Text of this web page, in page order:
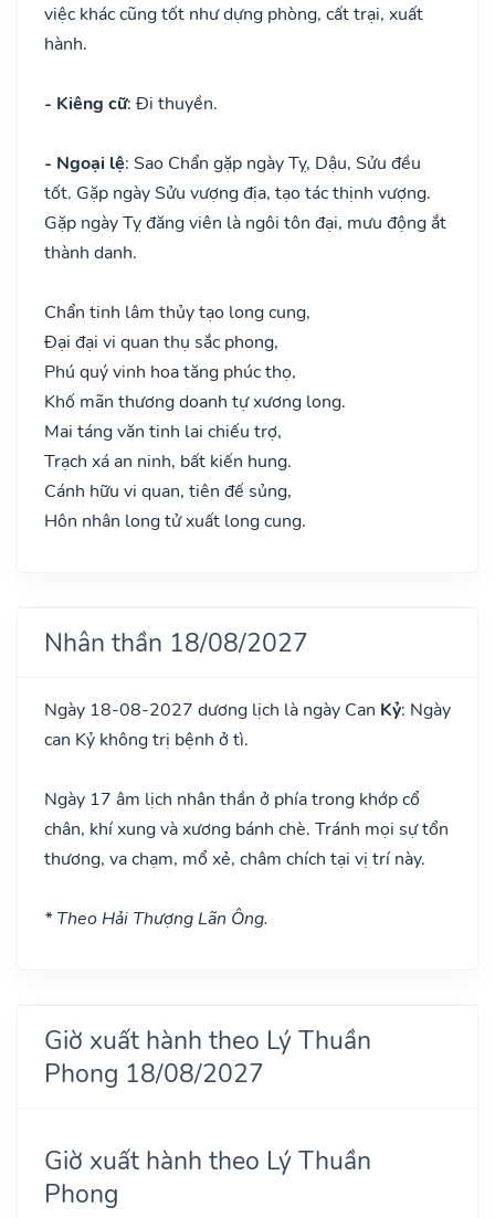
việc khác cũng tốt như dựng phòng, cất trại, xuất
hành.
- Kiêng cữ: Đi thuyền.
- Ngoại lệ: Sao Chẩn gặp ngày Tỵ, Dậu, Sửu đều
tốt. Gặp ngày Sửu vượng địa, tạo tác thịnh vượng.
Gặp ngày Tỵ đăng viên là ngôi tôn đại, mưu động ắt
thành danh.
Chẩn tinh lâm thủy tạo long cung,
Đại đại vi quan thụ sắc phong,
Phú quý vinh hoa tăng phúc thọ,
Khố mãn thương doanh tự xương long.
Mai táng văn tinh lai chiếu trợ,
Trạch xá an ninh, bất kiến hung.
Cánh hữu vi quan, tiên đế sủng,
Hôn nhân long tử xuất long cung.
Nhân thần 18/08/2027
Ngày 18-08-2027 dương lịch là ngày Can Kỷ: Ngày
can Kỷ không trị bệnh ở tì.
Ngày 17 âm lịch nhân thần ở phía trong khớp cổ
chân, khí xung và xương bánh chè. Tránh mọi sự tổn
thương, va chạm, mổ xẻ, châm chích tại vị trí này.
* Theo Hải Thượng Lãn Ông.
Giờ xuất hành theo Lý Thuần
Phong 18/08/2027
Giờ xuất hành theo Lý Thuần
Phong